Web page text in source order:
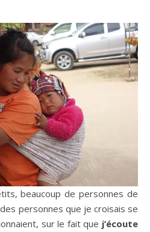
beaucoup de personnes de
personnes que je croisais se
sur le fait que j’écoute